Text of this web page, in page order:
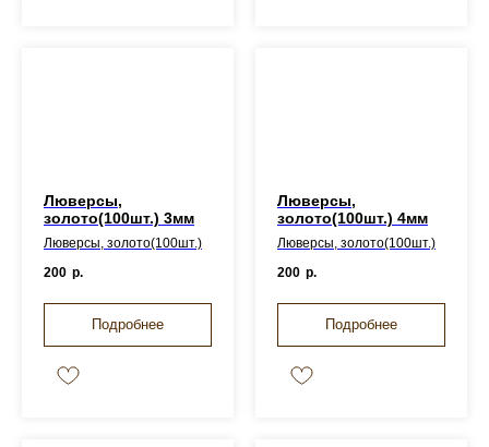
Люверсы,
золото(100шт.) 3мм
Люверсы, золото(100шт.)
200 р.
Подробнее
Люверсы,
золото(100шт.) 4мм
Люверсы, золото(100шт.)
200 р.
Подробнее